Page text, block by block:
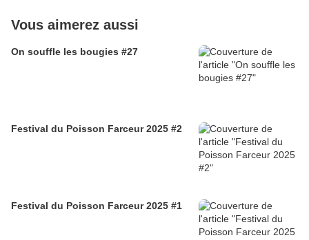
Vous aimerez aussi
On souffle les bougies #27
Festival du Poisson Farceur 2025 #2
Festival du Poisson Farceur 2025 #1